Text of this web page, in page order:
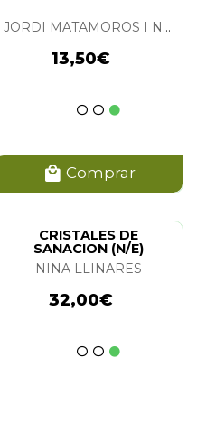
JORDI MATAMOROS I NAVARRO
13,50€
Comprar
CRISTALES DE
SANACION (N/E)
NINA LLINARES
32,00€